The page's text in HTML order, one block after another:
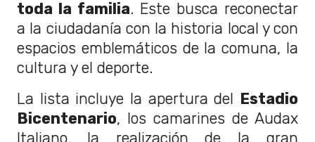
toda la familia. Este busca reconectar
a la ciudadanía con la historia local y con
espacios emblemáticos de la comuna, la
cultura y el deporte.
La lista incluye la apertura del Estadio
Bicentenario, los camarines de Audax
Italiano, la realización de la gran